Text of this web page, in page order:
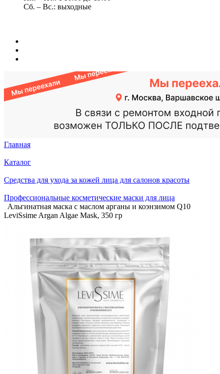
Сб. – Вс.: выходные
Главная
Каталог
Средства для ухода за кожей лица для салонов красоты
Профессиональные косметические маски для лица
Альгинатная маска с маслом арганы и коэнзимом Q10
LeviSsime Argan Algae Mask, 350 гр